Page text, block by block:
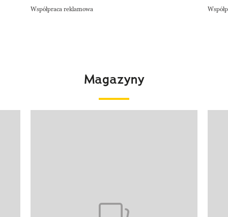
Współpraca reklamowa
Magazyny